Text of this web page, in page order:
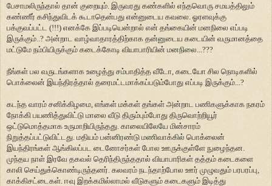
பேசாமலிருந்தால் தான் குறையும். இருவரது கண்களில் எந்தவொரு சமயத்திலும்
கண்ணீர் கசிந்துவிடக் கூடாதென்பது என்னுடைய கவலை. ஓரளவுக்கு
பக்குவப்பட்ட (!!!) எனக்கே இப்படியென்றால் என் தங்கையின் மனநிலை எப்படி
இருக்கும்..? அன்றாட வாழ்வாதாரத்திற்காக தன்னுடைய கடையின் வருமானத்தை
மட்டுமே நம்பியிருக்கும் கடைக்கோடி வியாபாரியின் மனநிலை...???
நீங்கள் பல வருடங்களாக உழைத்து சம்பாதித்த வீடோ, கடையோ சில நொடிகளில்
பொக்லைன் இயந்திரத்தால் தரைமட்டமாக்கப்படும்போது எப்படி இருக்கும்...?
கடந்த வாரம் சனிக்கிழமை, எங்கள் மக்கள் தங்கள் அன்றாட பணிகளுக்காக நகரம்
நோக்கி பயணித்துவிட்டு மாலை வீடு திரும்பும்போது திருவொற்றியூர்
ஒட்டுமொத்தமாக உருமாறியிருந்தது. காலையிலேயே மின்சாரம்
நிறுத்தப்பட்டுவிட்டது. மதியம் பன்னிரண்டு மணிவாக்கில் பொக்லைன்
இயந்திரங்கள் ஆங்கிலப்பட டைனோசர்கள் போல ஊருக்குள்ளே நுழைந்தன.
முந்தய நாள் இரவே தகவல் தெரிந்திருந்ததால் வியாபாரிகள் தத்தம் கடைகளை
காலி செய்துக்கொண்டிருந்தனர். கலவரம் நடந்தாற்போல ஊர் முழுவதும் பரபரப்பு,
காக்கிசட்டைகள். ஈவு இறக்கமில்லாமல் வீடுகளும் கடைகளும் இடித்து